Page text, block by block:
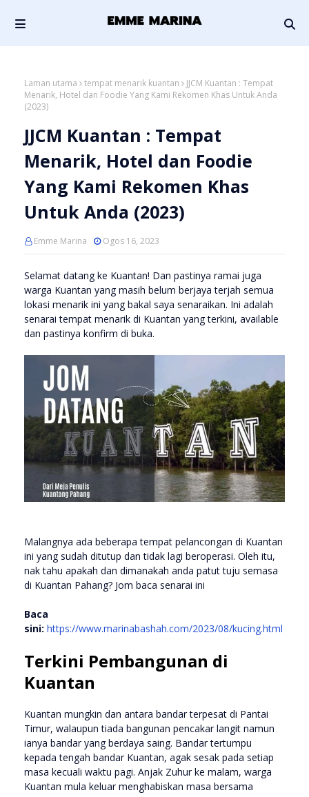
Laman utama tempat menarik kuantan
JJCM Kuantan : Tempat
Menarik, Hotel dan Foodie Yang Kami Rekomen Khas Untuk Anda
(2023)
JJCM Kuantan : Tempat
Menarik, Hotel dan Foodie
Yang Kami Rekomen Khas
Untuk Anda (2023)
Emme Marina Ogos 16, 2023
Selamat datang ke Kuantan! Dan pastinya ramai juga
warga Kuantan yang masih belum berjaya terjah semua
lokasi menarik ini yang bakal saya senaraikan. Ini adalah
senarai tempat menarik di Kuantan yang terkini, available
dan pastinya konfirm di buka.
Malangnya ada beberapa tempat pelancongan di Kuantan
ini yang sudah ditutup dan tidak lagi beroperasi. Oleh itu,
nak tahu apakah dan dimanakah anda patut tuju semasa
di Kuantan Pahang? Jom baca senarai ini
Baca
sini: https://www.marinabashah.com/2023/08/kucing.html
Terkini Pembangunan di
Kuantan
Kuantan mungkin dan antara bandar terpesat di Pantai
Timur, walaupun tiada bangunan pencakar langit namun
ianya bandar yang berdaya saing. Bandar tertumpu
kepada tengah bandar Kuantan, agak sesak pada setiap
masa kecuali waktu pagi. Anjak Zuhur ke malam, warga
Kuantan mula keluar menghabiskan masa bersama